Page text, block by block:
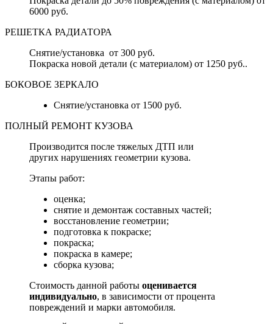
6000 руб.
РЕШЕТКА РАДИАТОРА
Снятие/установка от 300 руб.
Покраска новой детали (с материалом) от 1250 руб..
БОКОВОЕ ЗЕРКАЛО
Снятие/установка от 1500 руб.
ПОЛНЫЙ РЕМОНТ КУЗОВА
Производится после тяжелых ДТП или
других нарушениях геометрии кузова.
Этапы работ:
оценка;
снятие и демонтаж составных частей;
восстановление геометрии;
подготовка к покраске;
покраска;
покраска в камере;
сборка кузова;
Стоимость данной работы оценивается
индивидуально, в зависимости от процента
повреждений и марки автомобиля.